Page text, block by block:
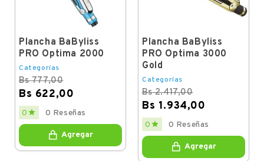
Plancha BaByliss
PRO Optima 2000
Categorías
Bs 777,00
Bs 622,00
Regular
price
Price
0  0 Reseñas
Agregar
Plancha BaByliss
PRO Optima 3000
Gold
Categorías
Bs 2.417,00
Bs 1.934,00
Regular
price
Price
0  0 Reseñas
Agregar